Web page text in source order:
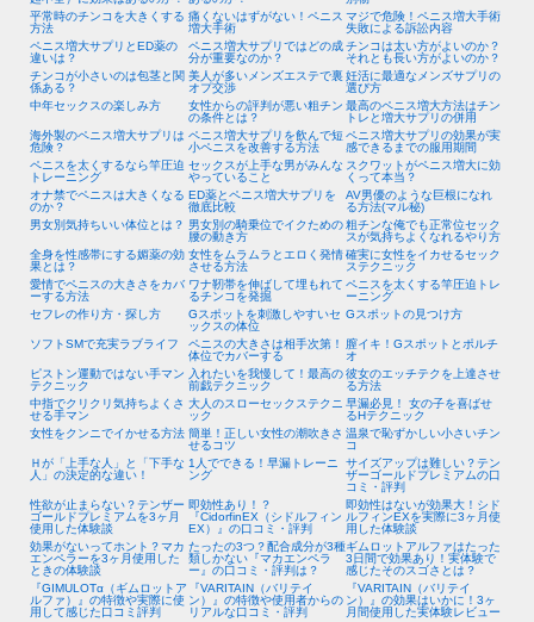
平常時のチンコを大きくする
方法
痛くないはずがない！ペニス
増大手術
マジで危険！ペニス増大手術
失敗による訴訟内容
ペニス増大サプリとED薬の
違いは？
ペニス増大サプリではどの成
分が重要なのか？
チンコは太い方がよいのか？
それとも長い方がよいのか？
チンコが小さいのは包茎と関
係ある？
美人が多いメンズエステで裏
オプ交渉
妊活に最適なメンズサプリの
選び方
中年セックスの楽しみ方
女性からの評判が悪い粗チン
の条件とは？
最高のペニス増大方法はチン
トレと増大サプリの併用
海外製のペニス増大サプリは
危険？
ペニス増大サプリを飲んで短
小ペニスを改善する方法
ペニス増大サプリの効果が実
感できるまでの服用期間
ペニスを太くするなら竿圧迫
トレーニング
セックスが上手な男がみんな
やっていること
スクワットがペニス増大に効
くって本当？
オナ禁でペニスは大きくなる
のか？
ED薬とペニス増大サプリを
徹底比較
AV男優のような巨根になれ
る方法(マル秘)
男女別気持ちいい体位とは？ 男女別の騎乗位でイクための
腰の動き方
粗チンな俺でも正常位セック
スが気持ちよくなれるやり方
全身を性感帯にする媚薬の効
果とは？
女性をムラムラとエロく発情
させる方法
確実に女性をイカせるセック
ステクニック
愛情でペニスの大きさをカバ
ーする方法
ワナ靭帯を伸ばして埋もれて
るチンコを発掘
ペニスを太くする竿圧迫トレ
ーニング
セフレの作り方・探し方
Gスポットを刺激しやすいセ
ックスの体位
Gスポットの見つけ方
ソフトSMで充実ラブライフ
ペニスの大きさは相手次第！
体位でカバーする
膣イキ！Gスポットとポルチ
オ
ピストン運動ではない手マン
テクニック
入れたいを我慢して！最高の
前戯テクニック
彼女のエッチテクを上達させ
る方法
中指でクリクリ気持ちよくさ
せる手マン
大人のスローセックステクニ
ック
早漏必見！ 女の子を喜ばせ
るHテクニック
女性をクンニでイかせる方法 簡単！正しい女性の潮吹きさ
せるコツ
温泉で恥ずかしい小さいチン
コ
Ｈが「上手な人」と「下手な
人」の決定的な違い！
1人でできる！早漏トレーニ
ング
サイズアップは難しい？テン
ザーゴールドプレミアムの口
コミ・評判
性欲が止まらない？テンザー
ゴールドプレミアムを3ヶ月
使用した体験談
即効性あり！？
『CidorfinEX（シドルフィン
EX）』の口コミ・評判
即効性はないが効果大！シド
ルフィンEXを実際に3ヶ月使
用した体験談
効果がないってホント？マカ
エンペラーを3ヶ月使用した
ときの体験談
たったの3つ？配合成分が3種
類しかない『マカエンペラ
ー』の口コミ・評判は？
ギムロットアルファはたった
3日間で効果あり！実体験で
感じたそのスゴさとは？
『GIMULOTα（ギムロットア
ルファ）』の特徴や実際に使
用して感じた口コミ評判
『VARITAIN（バリテイ
ン）』の特徴や使用者からの
リアルな口コミ・評判
『VARITAIN（バリテイ
ン）』の効果はいかに！3ヶ
月間使用した実体験レビュー